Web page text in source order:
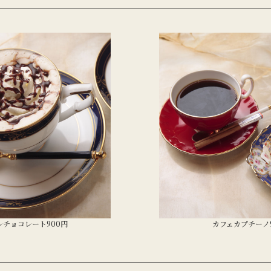
チョコレート900円 カフェカプチー